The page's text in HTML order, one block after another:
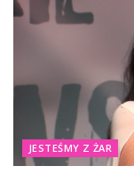
JESTEŚMY Z ŻAR